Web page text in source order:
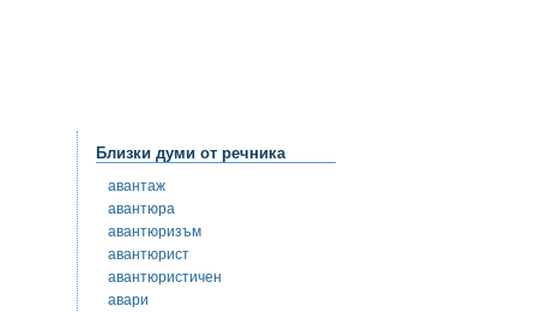
Близки думи от речника
авантаж
авантюра
авантюризъм
авантюрист
авантюристичен
авари